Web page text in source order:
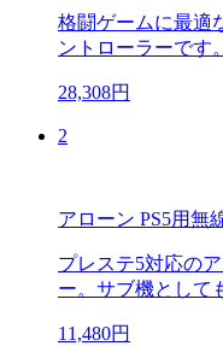
格闘ゲームに最適
ントローラーです。
28,308円
2
アローン PS5用無
プレステ5対応の
ー。サブ機として
11,480円